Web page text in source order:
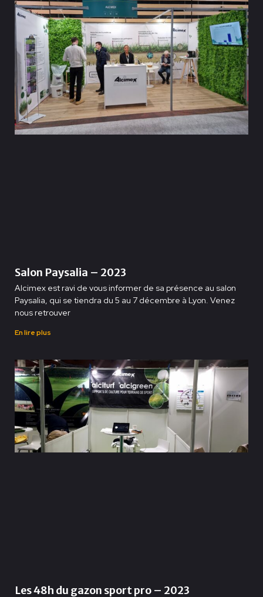
Salon Paysalia – 2023
Alcimex est ravi de vous informer de sa présence au salon
Paysalia, qui se tiendra du 5 au 7 décembre à Lyon. Venez
nous retrouver
En lire plus
Les 48h du gazon sport pro – 2023